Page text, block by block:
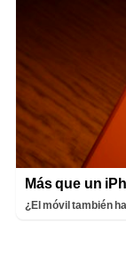
Más que un
¿El móvil también